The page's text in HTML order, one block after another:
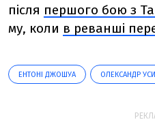
після першого бою з
му, коли в реванші
ЕНТОНІ ДЖОШУА ОЛЕКСАНДР